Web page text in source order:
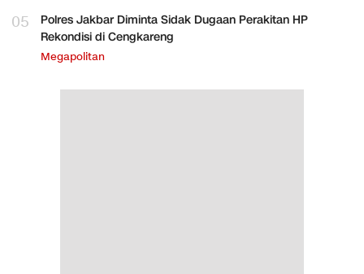
05
Polres Jakbar Diminta Sidak Dugaan Perakitan HP
Rekondisi di Cengkareng
Megapolitan